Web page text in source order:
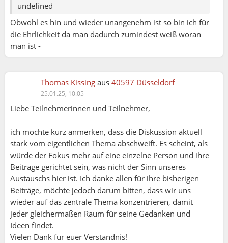
undefined
Obwohl es hin und wieder unangenehm ist so bin ich für
die Ehrlichkeit da man dadurch zumindest weiß woran
man ist -
Thomas Kissing aus 40597 Düsseldorf
25.01.25, 10:05
Liebe Teilnehmerinnen und Teilnehmer,
ich möchte kurz anmerken, dass die Diskussion aktuell
stark vom eigentlichen Thema abschweift. Es scheint, als
würde der Fokus mehr auf eine einzelne Person und ihre
Beiträge gerichtet sein, was nicht der Sinn unseres
Austauschs hier ist. Ich danke allen für ihre bisherigen
Beiträge, möchte jedoch darum bitten, dass wir uns
wieder auf das zentrale Thema konzentrieren, damit
jeder gleichermaßen Raum für seine Gedanken und
Ideen findet.
Vielen Dank für euer Verständnis!